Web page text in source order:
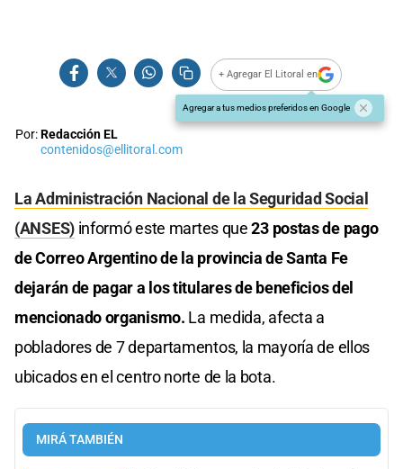
+ Agregar El Litoral en
Agregar a tus medios preferidos en Google
Por:Redacción EL
contenidos@ellitoral.com
La Administración Nacional de la Seguridad Social
(ANSES)informó este martes que23 postas de pago
de Correo Argentino de la provincia de Santa Fe
dejarán de pagar a los titulares de beneficios del
mencionado organismo. La medida, afecta a
pobladores de 7 departamentos, la mayoría de ellos
ubicados en el centro norte de la bota.
MIRÁ TAMBIÉN